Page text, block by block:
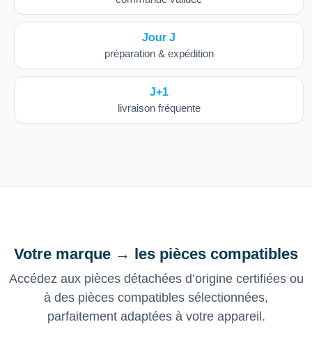
Jour J
préparation & expédition
J+1
livraison fréquente
Votre marque → les pièces compatibles
Accédez aux pièces détachées d’origine certifiées ou
à des pièces compatibles sélectionnées,
parfaitement adaptées à votre appareil.